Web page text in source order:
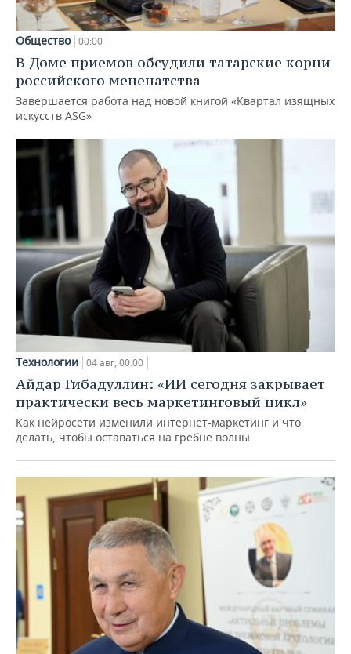
Общество 00:00
В Доме приемов обсудили татарские корни
российского меценатства
Завершается работа над новой книгой «Квартал изящных
искусств ASG»
Технологии 04 авг, 00:00
Айдар Гибадуллин: «ИИ сегодня закрывает
практически весь маркетинговый цикл»
Как нейросети изменили интернет-маркетинг и что
делать, чтобы оставаться на гребне волны